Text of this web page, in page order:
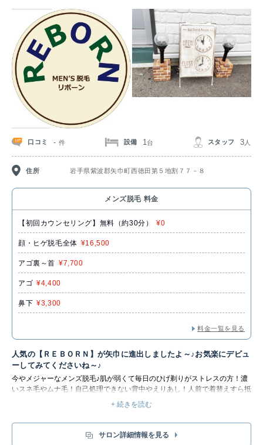
口コミ -件 設備 1 台 スタッフ 3 人
住所 岩手県紫波郡矢巾町西徳田第５地割７７－８
メンズ脱毛 料金
【初回カウンセリング】無料（約30分） ¥0
顔・ヒゲ脱毛全体 ¥16,500
アゴ裏～首 ¥7,700
アゴ ¥4,400
鼻下 ¥3,300
料金一覧を見る
人気の【ＲＥＢＯＲＮ】が矢巾に進出しましたよ～♪お気楽にデビュ
ーしてみてくださいね～♪
今やメジャーなメンズ脱毛♪肌が弱くて毎日のひげ剃りがストレスの方！濃
いスネ毛やムナ毛！自己処理できない背中やえりあし！人前で着替えすら抵
抗がある方！様々なお悩みに対応できます♪気になるムダ毛が無くなると新
たな人生が始まります♪メンズ専門の『REBORN』で生まれ変われます！！
Let’s try♪【完全予約制】
+ 続きを読む
サロン詳細情報を見る